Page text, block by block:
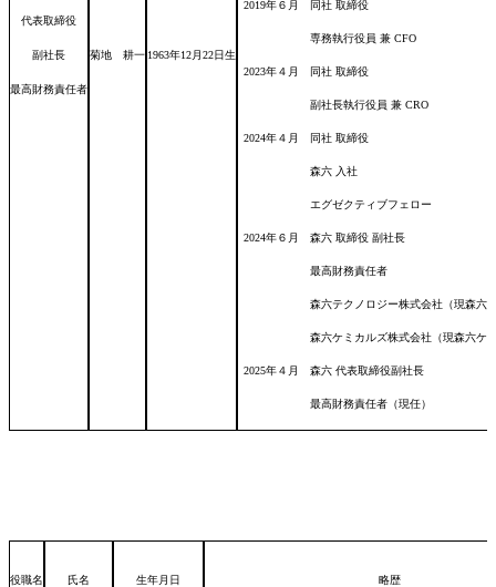
代表取締役
副社長
最高財務責任者
菊地 耕一 1963年12月22日生
2019年６月 同社 取締役
専務執行役員 兼 CFO
2023年４月 同社 取締役
副社長執行役員 兼 CRO
2024年４月 同社 取締役
森六 入社
エグゼクティブフェロー
2024年６月 森六 取締役 副社長
最高財務責任者
森六テクノロジー株式会社（現森六テクノ
森六ケミカルズ株式会社（現森六ケミカル
2025年４月 森六 代表取締役副社長
最高財務責任者（現任）
役職名 氏名 生年月日 略歴